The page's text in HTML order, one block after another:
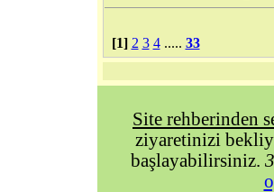
[1] 2 3 4..... 33
Site rehberinden
ziyaretinizi
başlayabilirsiniz.